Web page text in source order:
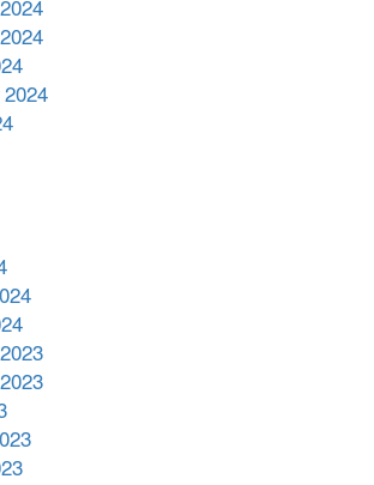
সহায়তা দিলেন সাচিং প্রু জেরী